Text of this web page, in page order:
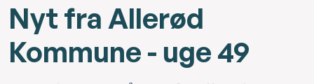
Nyt fra Allerød
Kommune - uge 49